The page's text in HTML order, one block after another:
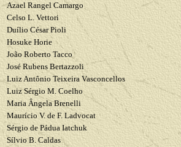
Azael Rangel Camargo
Celso L. Vettori
Duílio CésarPioli
Hosuke Horie
João RobertoTacco
José Rubens Bertazzoli
Luiz Antônio Teixeira Vasconcellos
Luiz Sérgio M. Coelho
Maria ÂngelaBrenelli
Maurício V. de F. Ladvocat
Sérgio de Pádua Iatchuk
Sílvio B. Caldas